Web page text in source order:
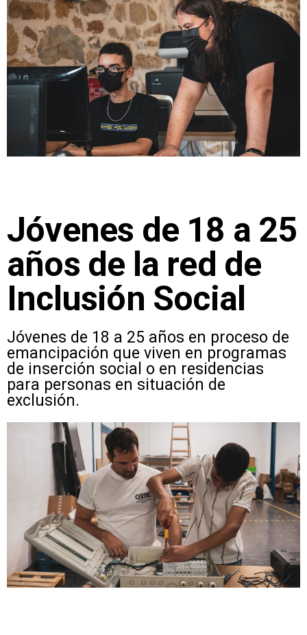
Jóvenes de 18 a 25
años de la red de
Inclusión Social
Jóvenes de 18 a 25 años en proceso de
emancipación que viven en programas
de inserción social o en residencias
para personas en situación de
exclusión.